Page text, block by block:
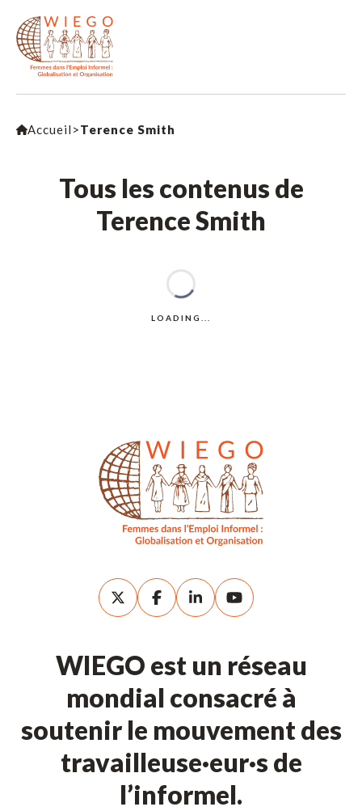
Accueil >Terence Smith
Tous les contenus de
Terence Smith
WIEGO est un réseau
mondial consacré à
soutenir le mouvement des
travailleuse·eur·s de
l’informel.